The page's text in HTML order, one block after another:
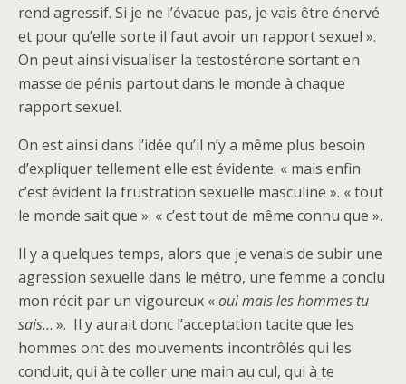
rend agressif. Si je ne l’évacue pas, je vais être énervé
et pour qu’elle sorte il faut avoir un rapport sexuel ».
On peut ainsi visualiser la testostérone sortant en
masse de pénis partout dans le monde à chaque
rapport sexuel.
On est ainsi dans l’idée qu’il n’y a même plus besoin
d’expliquer tellement elle est évidente. « mais enfin
c’est évident la frustration sexuelle masculine ». « tout
le monde sait que ». « c’est tout de même connu que ».
Il y a quelques temps, alors que je venais de subir une
agression sexuelle dans le métro, une femme a conclu
mon récit par un vigoureux «oui mais les hommes tu
sais... ». Il y aurait donc l’acceptation tacite que les
hommes ont des mouvements incontrôlés qui les
conduit, qui à te coller une main au cul, qui à te